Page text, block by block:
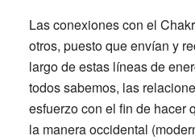
Las conexiones con el
otros, puesto que envían y
largo de estas líneas de
todos sabemos, las
esfuerzo con el fin de hacer
la manera occidental